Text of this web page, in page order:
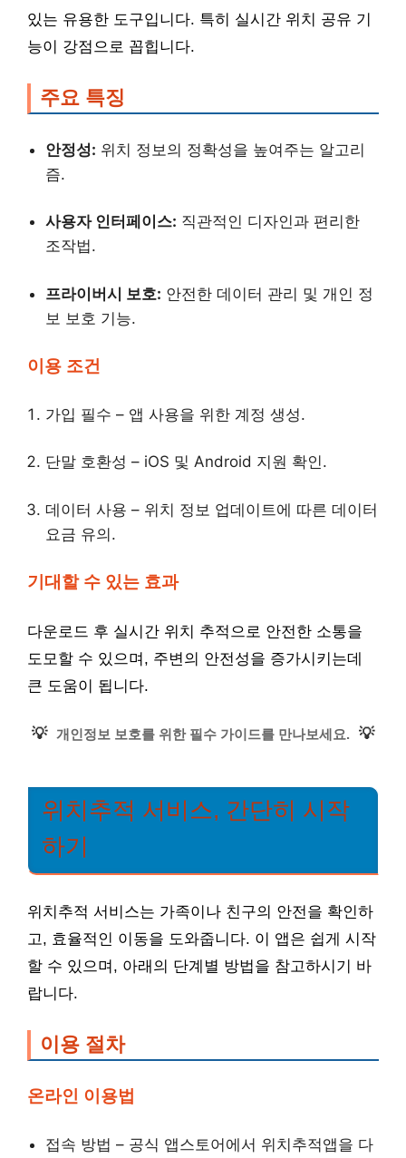
있는 유용한 도구입니다. 특히 실시간 위치 공유 기
능이 강점으로 꼽힙니다.
주요 특징
안정성: 위치 정보의 정확성을 높여주는 알고리
즘.
사용자 인터페이스: 직관적인 디자인과 편리한
조작법.
프라이버시 보호: 안전한 데이터 관리 및 개인 정
보 보호 기능.
이용 조건
가입 필수 – 앱 사용을 위한 계정 생성.
단말 호환성 – iOS 및 Android 지원 확인.
데이터 사용 – 위치 정보 업데이트에 따른 데이터
요금 유의.
기대할 수 있는 효과
다운로드 후 실시간 위치 추적으로 안전한 소통을
도모할 수 있으며, 주변의 안전성을 증가시키는데
큰 도움이 됩니다.
💡 개인정보 보호를 위한 필수 가이드를 만나보세요. 💡
위치추적 서비스, 간단히 시작
하기
위치추적 서비스는 가족이나 친구의 안전을 확인하
고, 효율적인 이동을 도와줍니다. 이 앱은 쉽게 시작
할 수 있으며, 아래의 단계별 방법을 참고하시기 바
랍니다.
이용 절차
온라인 이용법
접속 방법 – 공식 앱스토어에서 위치추적앱을 다